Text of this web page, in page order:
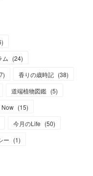
)
ム (24)
) 香りの歳時記 (38)
道端植物図鑑 (5)
Now (15)
今月のLife (50)
ー (1)